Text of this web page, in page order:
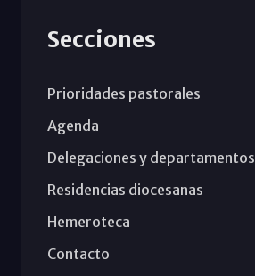
Secciones
Prioridades pastorales
Agenda
Delegaciones y departamentos
Residencias diocesanas
Hemeroteca
Contacto